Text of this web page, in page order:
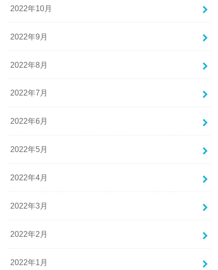
2022年10月
2022年9月
2022年8月
2022年7月
2022年6月
2022年5月
2022年4月
2022年3月
2022年2月
2022年1月